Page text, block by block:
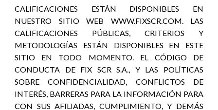
CALIFICACIONES ESTÁN DISPONIBLES EN
NUESTRO SITIO WEB WWW.FIXSCR.COM. LAS
CALIFICACIONES PÚBLICAS, CRITERIOS Y
METODOLOGÍAS ESTÁN DISPONIBLES EN ESTE
SITIO EN TODO MOMENTO. EL CÓDIGO DE
CONDUCTA DE FIX SCR S.A., Y LAS POLÍTICAS
SOBRE CONFIDENCIALIDAD, CONFLICTOS DE
INTERÉS, BARRERAS PARA LA INFORMACIÓN PARA
CON SUS AFILIADAS, CUMPLIMIENTO, Y DEMÁS